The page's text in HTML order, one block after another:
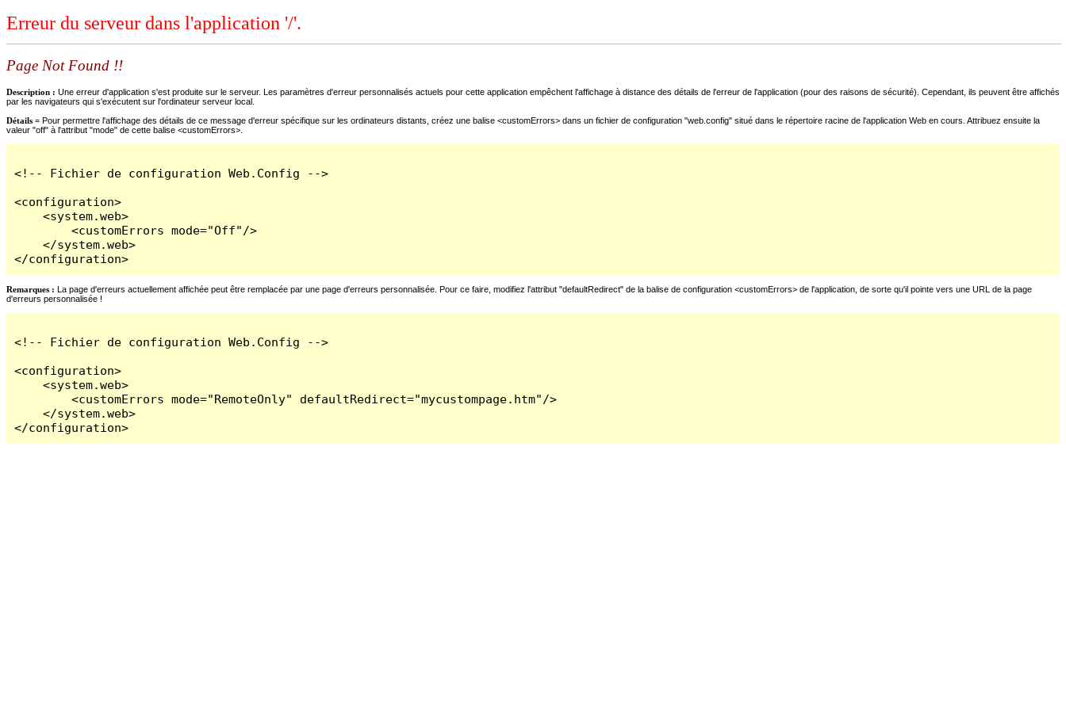
Erreur du serveur dans l'application '/'.
Page Not Found !!
Description : Une erreur d'application s'est produite sur le serveur. Les paramètres d'erreur personnalisés actuels pour cette application empêchent l'affichage à distance des détails de l'erreur de l'application (pour des raisons de sécurité). Cependant, ils peuvent être affichés
par les navigateurs qui s'exécutent sur l'ordinateur serveur local.
Détails = Pour permettre l'affichage des détails de ce message d'erreur spécifique sur les ordinateurs distants, créez une balise <customErrors> dans un fichier de configuration "web.config" situé dans le répertoire racine de l'application Web en cours. Attribuez ensuite la
valeur "off" à l'attribut "mode" de cette balise <customErrors>.
<!-- Fichier de configuration Web.Config -->
<configuration>
    <system.web>
        <customErrors mode="Off"/>
    </system.web>
</configuration>
Remarques : La page d'erreurs actuellement affichée peut être remplacée par une page d'erreurs personnalisée. Pour ce faire, modifiez l'attribut "defaultRedirect" de la balise de configuration <customErrors> de l'application, de sorte qu'il pointe vers une URL de la page
d'erreurs personnalisée !
<!-- Fichier de configuration Web.Config -->
<configuration>
    <system.web>
        <customErrors mode="RemoteOnly" defaultRedirect="mycustompage.htm"/>
    </system.web>
</configuration>